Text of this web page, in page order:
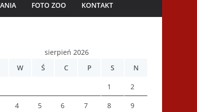
FOTO ZOO KONTAKT
sierpień 2026
W Ś C P S N
1 2
4 5 6 7 8 9